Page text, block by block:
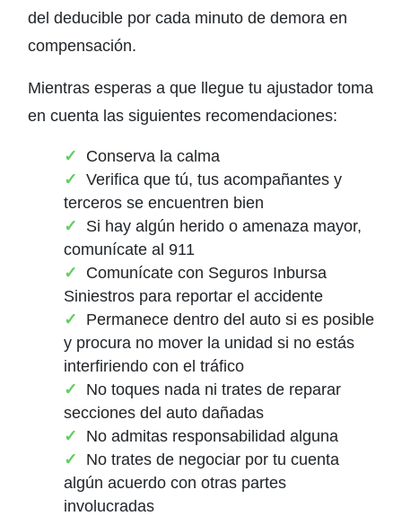
del deducible por cada minuto de demora en
compensación.
Mientras esperas a que llegue tu ajustador toma
en cuenta las siguientes recomendaciones:
Conserva la calma
Verifica que tú, tus acompañantes y
terceros se encuentren bien
Si hay algún herido o amenaza mayor,
comunícate al 911
Comunícate con Seguros Inbursa
Siniestros para reportar el accidente
Permanece dentro del auto si es posible
y procura no mover la unidad si no estás
interfiriendo con el tráfico
No toques nada ni trates de reparar
secciones del auto dañadas
No admitas responsabilidad alguna
No trates de negociar por tu cuenta
algún acuerdo con otras partes
involucradas